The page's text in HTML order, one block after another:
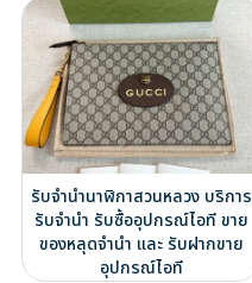
รับจำนำนาฬิกาสวนหลวง บริการ
รับจำนำ รับซื้ออุปกรณ์ไอที ขาย
ของหลุดจำนำ และ รับฝากขาย
อุปกรณ์ไอที